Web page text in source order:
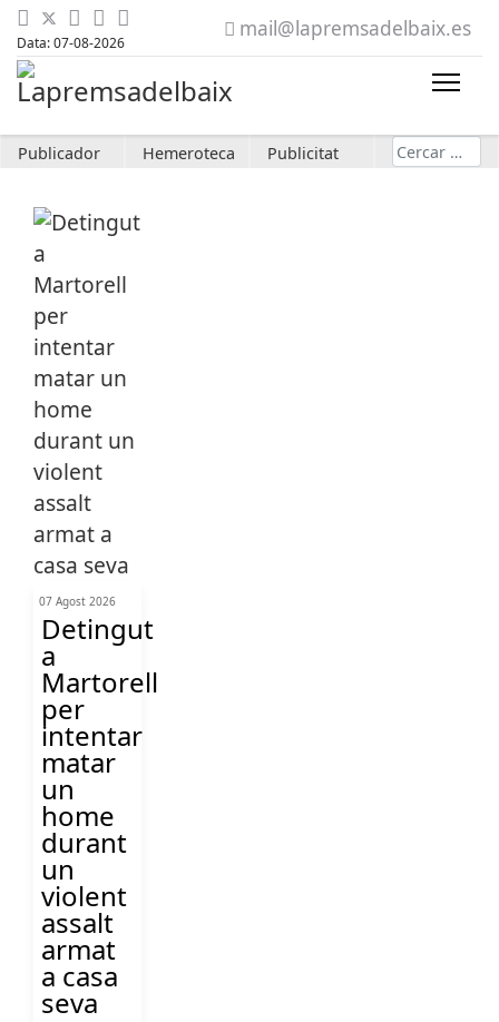
Data: 07-08-2026
mail@lapremsadelbaix.es
Publicador Hemeroteca Publicitat Cerca
07 Agost 2026
Detingut
a
Martorell
per
intentar
matar
un
home
durant
un
violent
assalt
armat
a casa
seva